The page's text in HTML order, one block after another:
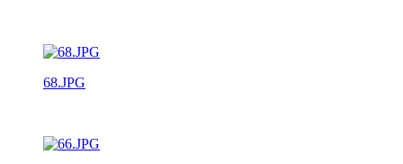
68.JPG